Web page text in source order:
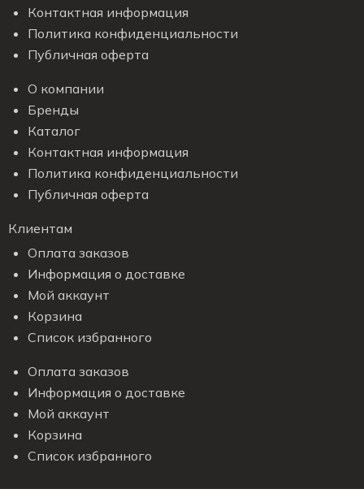
Контактная информация
Политика конфиденциальности
Публичная оферта
О компании
Бренды
Каталог
Контактная информация
Политика конфиденциальности
Публичная оферта
Клиентам
Оплата заказов
Информация о доставке
Мой аккаунт
Корзина
Список избранного
Оплата заказов
Информация о доставке
Мой аккаунт
Корзина
Список избранного